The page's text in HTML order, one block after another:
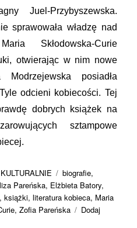
Juel-Przybyszewska.
sprawowała władzę nad
Skłodowska-Curie
otwierając w nim nowe
posiadła
odcieni kobiecości. Tej
dobrych książek na
sztampowe
KULTURALNIE Tagi
biografie,
Pareńska, Elżbieta Batory,
,książki,literatura kobieca, Maria
,Zofia Pareńska
Dodaj